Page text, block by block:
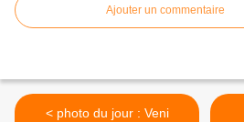
Ajouter un commentaire
< photo du jour : Veni